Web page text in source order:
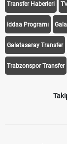
Transfer Haberleri
iddaa Programı
Galatasaray Transfer
Trabzonspor Transfer